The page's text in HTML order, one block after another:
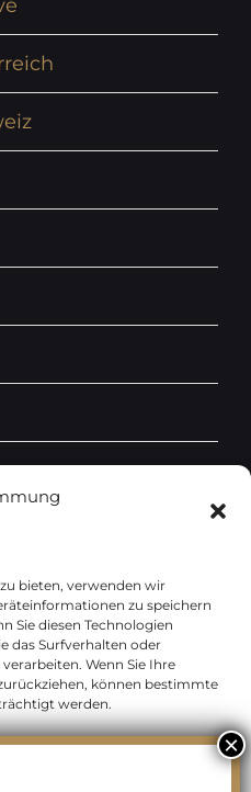
bieten, verwenden wir
zu speichern
Sie diesen Technologien
das Surfverhalten oder
Wenn Sie Ihre
können bestimmte
werden.